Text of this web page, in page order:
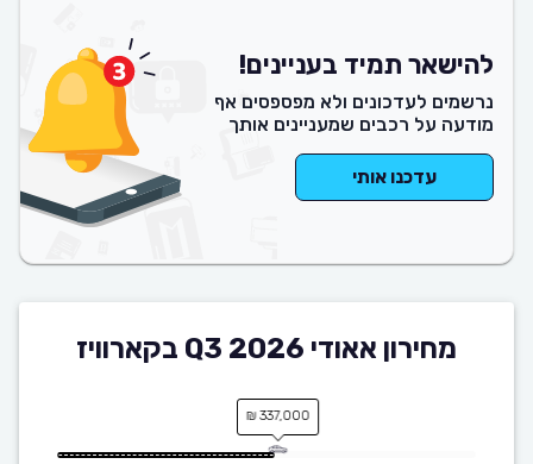
להישאר תמיד בעניינים!
נרשמים לעדכונים ולא מפספסים אף
מודעה על רכבים שמעניינים אותך
עדכנו אותי
מחירון אאודי Q3 2026 בקארוויז
337,000 ₪